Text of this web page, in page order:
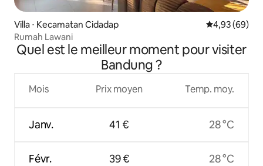
Villa ⋅ Kecamatan Cidadap Évaluation
4,93 (69)
Rumah Lawani
Quel est le meilleur moment pour visiter
Bandung ?
Mois
Janv.
Févr.
Prix moyen
41 €
39 €
Temp. moy.
28 °C
28 °C